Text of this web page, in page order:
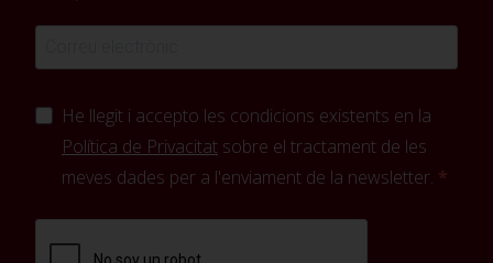
He llegit i accepto les condicions existents en la
Política de Privacitat sobre el tractament de les
meves dades per a l'enviament de la newsletter.